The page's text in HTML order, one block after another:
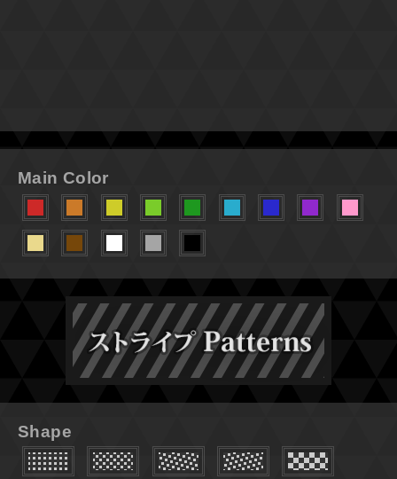
Main Color
Shape